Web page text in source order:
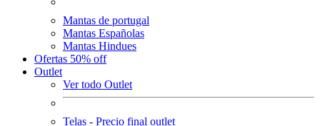
Mantas de portugal
Mantas Españolas
Mantas Hindues
Ofertas 50% off
Outlet
Ver todo Outlet
Telas - Precio final outlet